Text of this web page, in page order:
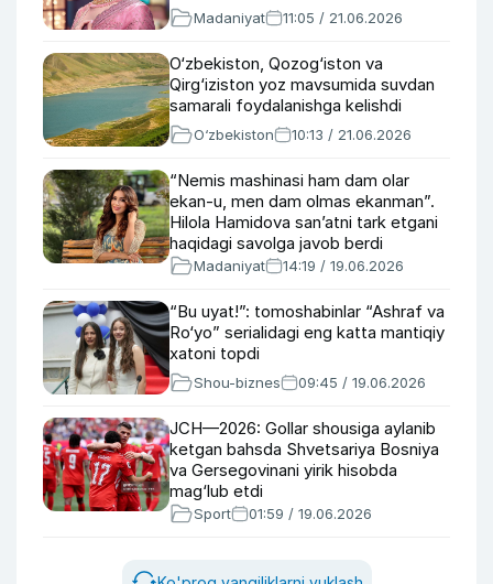
Madaniyat 11:05 / 21.06.2026
O‘zbekiston, Qozog‘iston va
Qirg‘iziston yoz mavsumida suvdan
samarali foydalanishga kelishdi
O‘zbekiston 10:13 / 21.06.2026
“Nemis mashinasi ham dam olar
ekan-u, men dam olmas ekanman”.
Hilola Hamidova san’atni tark etgani
haqidagi savolga javob berdi
Madaniyat 14:19 / 19.06.2026
“Bu uyat!”: tomoshabinlar “Ashraf va
Ro‘yo” serialidagi eng katta mantiqiy
xatoni topdi
Shou-biznes 09:45 / 19.06.2026
JCH—2026: Gollar shousiga aylanib
ketgan bahsda Shvetsariya Bosniya
va Gersegovinani yirik hisobda
mag‘lub etdi
Sport 01:59 / 19.06.2026